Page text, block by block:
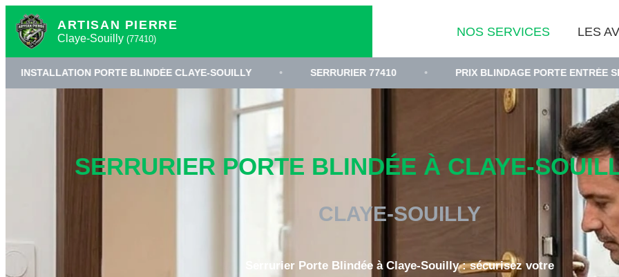
ARTISAN PIERRE
Claye-Souilly (77410)
NOS SERVICES LES
PORTE BLINDÉE CLAYE-SOUILLY • SERRURIER 77410 • PRIX BLINDAGE PORTE ENTRÉE SEINE-ET-
SERRURIER PORTE BLINDÉE À CLAYE-
CLAYE-SOUILLY
Serrurier Porte Blindée à Claye-Souilly : sécurisez votre